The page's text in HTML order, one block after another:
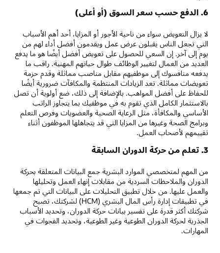
6. الدفع حسب سعر السوق (أو أعلى)
لا يزال التعويض سواء من ناحية الأجور أو المزايا، أحد أهم الأسباب
التي تجعل الناس يقبلون عرض عمل ويقدمون أفضل أداء لهم من
يوم إلى آخر. إن السعي للحصول على تعويض أفضل أيضًا هو ما يدفع
العديد من العمال لتغيير الوظائف طوال حياتهم المهنية. راقب ما
يدفعه منافسوك إلى موظفيهم مقابل مناصب مماثلة وقدم حزمة
تعويضات مماثلة. تعد الزيادات المنتظمة والمكافآت ضرورية أيضًا
للحفاظ على أفضل المواهب. بالإضافة إلى ذلك، ضع أولوية أن تصل
بالاستثمار الكامل الذي تقوم به في موظفيك بما يتجاوز الراتب
الأساسي والمكافأة، مثل الرعاية الصحية والعضويات وفرص التعلم
وبرامج الصحة وغيرها من المزايا التي قد يتجاهلها الموظفون أثناء
تقييمهم لأصحاب العمل.
3. تعلم من حركة الدوران السابقة
من المهم لمتخصصي الموارد البشرية جمع البيانات المتعلقة بحركة
الدوران والملاحظات السردية من مقابلات إنهاء العمل وتحليلها
والعمل عليها. من خلال تطبيق التحليلات على البيانات التي تم جمعها
في تطبيقات إدارة رأس المال البشري (HCM) لشركتك، تصبح
شركتك أكثر قدرة على تفسير بيانات حركة الدوران، وتحديد الأسباب
الجذرية لحركة الدوران الطوعية وغير الطوعية، وتحديد الفجوات في
المهارات.